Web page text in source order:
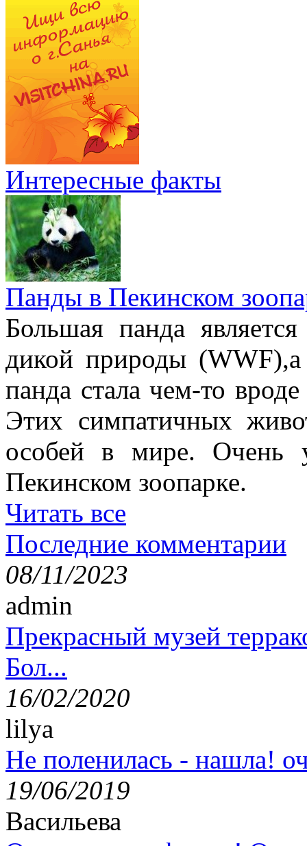
Интересные факты
Панды в Пекинском
Большая панда
дикой природы
панда стала чем-то
Этих симпатичных
особей в мире. Очень
Пекинском зоопарке.
Читать все
Последние комментарии
08/11/2023
admin
Прекрасный музей
Бол...
16/02/2020
lilya
Не поленилась - нашла!
19/06/2019
Васильева